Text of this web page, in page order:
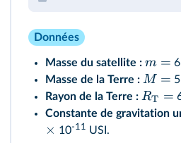
Données
Masse du satellite : m =
Masse de la Terre : M =
Rayon de la Terre : RT =
Constante de gravitation
× 10-11 USI.